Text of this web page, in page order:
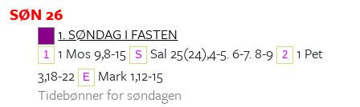
SØN 26
1. SØNDAG I FASTEN
1 1 Mos 9,8-15 S Sal 25(24),4-5. 6-7. 8-9 2
1 Pet
3,18-22
E
Mark 1,12-15
Tidebønner for søndagen